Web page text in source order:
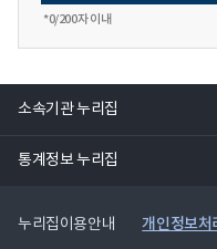
*0/200자 이내
누리집이용안내 개인정보처
소속기관 누리집
통계정보 누리집